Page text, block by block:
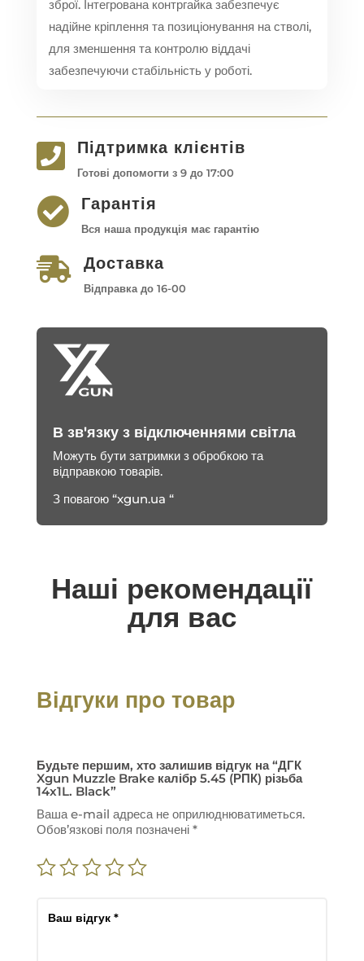
зброї. Інтегрована контргайка забезпечує
надійне кріплення та позиціонування на стволі,
для зменшення та контролю віддачі
забезпечуючи стабільність у роботі.
 Підтримка клієнтів
Готові допомогти з 9 до 17:00
 Гарантія
Вся наша продукція має гарантію
 Доставка
Відправка до 16-00
В зв'язку з відключеннями світла
Можуть бути затримки з обробкою та
відправкою товарів.
З повагою “xgun.ua “
Наші рекомендації
для вас
Відгуки про товар
Будьте першим, хто залишив відгук на “ДГК
Xgun Muzzle Brake калібр 5.45 (РПК) різьба
14x1L. Black”
Ваша e-mail адреса не оприлюднюватиметься.
Обов’язкові поля позначені *